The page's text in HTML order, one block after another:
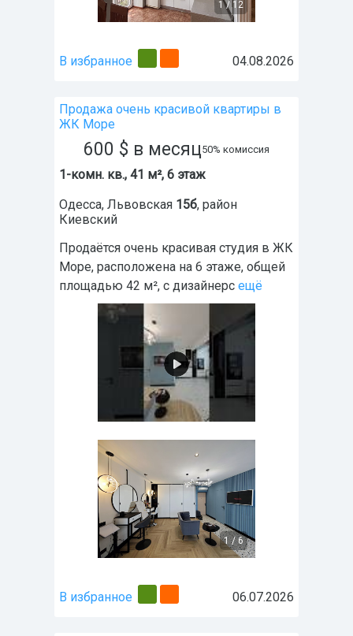
1/12
В избранное 04.08.2026
Продажа очень красивой квартиры в
ЖК Море
600 $ в месяц50% комиссия
1-комн. кв., 41 м², 6 этаж
Одесса, Львовская 15б, район
Киевский
Продаётся очень красивая студия в ЖК
Море, расположена на 6 этаже, общей
площадью 42 м², с дизайнерс ещё
1/6
В избранное 06.07.2026